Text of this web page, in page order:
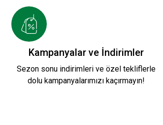
599,90 TL
HAKİ KSK HAKİKİ DERİ
Kampanyalar ve İndirimler
Sezon sonu indirimleri ve özel tekliflerle
dolu kampanyalarımızı kaçırmayın!